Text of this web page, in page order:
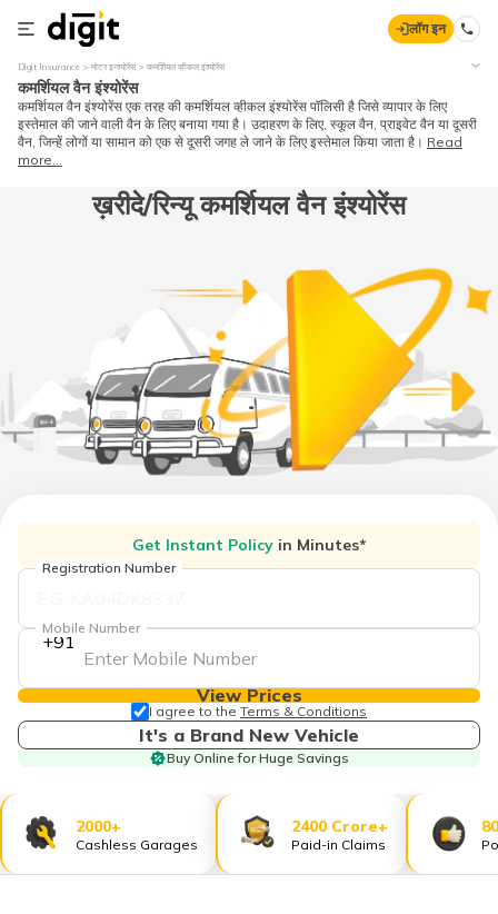
लॉग इन
Digit Insurance मोटर इन्श्योरेंस कमर्शियल व्हीकल इंश्योरेंस
कमर्शियल वैन इंश्योरेंस
कमर्शियल वैन इंश्योरेंस एक तरह की कमर्शियल व्हीकल इंश्योरेंस पॉलिसी है जिसे व्यापार के लिए
इस्तेमाल की जाने वाली वैन के लिए बनाया गया है। उदाहरण के लिए, स्कूल वैन, प्राइवेट वैन या दूसरी
वैन, जिन्हें लोगों या सामान को एक से दूसरी जगह ले जाने के लिए इस्तेमाल किया जाता है। Read
more...
ख़रीदे/रिन्यू कमर्शियल वैन इंश्योरेंस
Get Instant Policy in Minutes*
Registration Number
+91
Mobile Number
View Prices
I agree to the Terms & Conditions
It's a Brand New Vehicle
Buy Online for Huge Savings
2000+
Cashless Garages
2400 Crore+
Paid-in Claims